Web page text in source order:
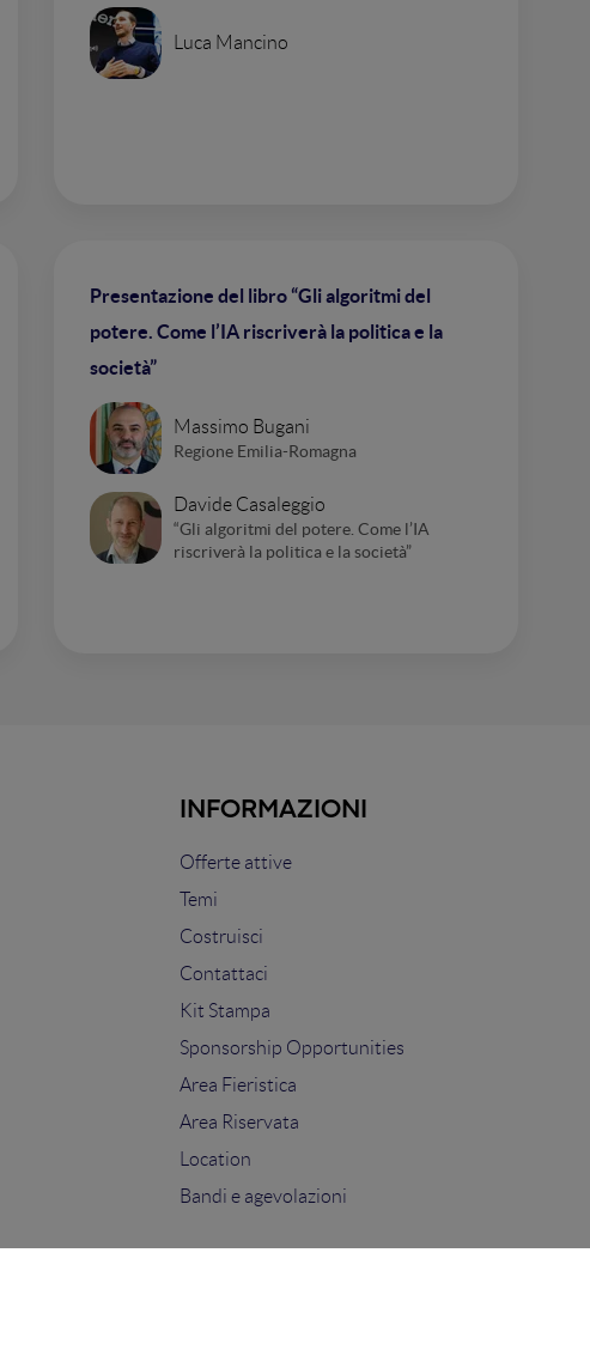
Luca Mancino
Presentazione del libro “Gli algoritmi del
potere. Come l’IA riscriverà la politica e la
società”
Massimo Bugani
Regione Emilia-Romagna
Davide Casaleggio
“Gli algoritmi del potere. Come l’IA
riscriverà la politica e la società”
INFORMAZIONI
Offerte attive
Temi
Costruisci
Contattaci
Kit Stampa
Sponsorship Opportunities
Area Fieristica
Area Riservata
Location
Bandi e agevolazioni